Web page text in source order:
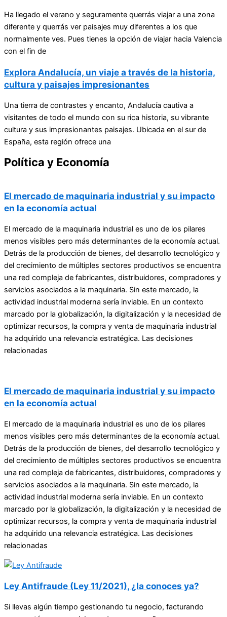
Ha llegado el verano y seguramente querrás viajar a una zona
diferente y querrás ver paisajes muy diferentes a los que
normalmente ves. Pues tienes la opción de viajar hacia Valencia
con el fin de
Explora Andalucía, un viaje a través de la historia,
cultura y paisajes impresionantes
Una tierra de contrastes y encanto, Andalucía cautiva a
visitantes de todo el mundo con su rica historia, su vibrante
cultura y sus impresionantes paisajes. Ubicada en el sur de
España, esta región ofrece una
Política y Economía
El mercado de maquinaria industrial y su impacto
en la economía actual
El mercado de la maquinaria industrial es uno de los pilares
menos visibles pero más determinantes de la economía actual.
Detrás de la producción de bienes, del desarrollo tecnológico y
del crecimiento de múltiples sectores productivos se encuentra
una red compleja de fabricantes, distribuidores, compradores y
servicios asociados a la maquinaria. Sin este mercado, la
actividad industrial moderna sería inviable. En un contexto
marcado por la globalización, la digitalización y la necesidad de
optimizar recursos, la compra y venta de maquinaria industrial
ha adquirido una relevancia estratégica. Las decisiones
relacionadas
El mercado de maquinaria industrial y su impacto
en la economía actual
El mercado de la maquinaria industrial es uno de los pilares
menos visibles pero más determinantes de la economía actual.
Detrás de la producción de bienes, del desarrollo tecnológico y
del crecimiento de múltiples sectores productivos se encuentra
una red compleja de fabricantes, distribuidores, compradores y
servicios asociados a la maquinaria. Sin este mercado, la
actividad industrial moderna sería inviable. En un contexto
marcado por la globalización, la digitalización y la necesidad de
optimizar recursos, la compra y venta de maquinaria industrial
ha adquirido una relevancia estratégica. Las decisiones
relacionadas
Ley Antifraude (Ley 11/2021), ¿la conoces ya?
Si llevas algún tiempo gestionando tu negocio, facturando